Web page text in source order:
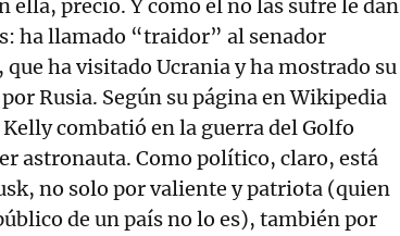
ella, precio. Y como él no las sufre le dan
ha llamado “traidor” al senador
ha visitado Ucrania y ha mostrado su
Rusia. Según su página en Wikipedia
combatió en la guerra del Golfo
astronauta. Como político, claro, está
no solo por valiente y patriota (quien
de un país no lo es), también por